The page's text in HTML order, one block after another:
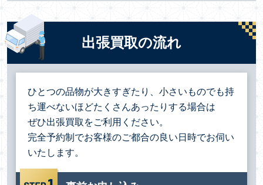
出張買取の流れ
ひとつの品物が大きすぎたり、小さいものでも持
ち運べないほどたくさんあったりする場合は
ぜひ出張買取をご利用ください。
完全予約制でお客様のご都合の良い日時でお伺い
いたします。